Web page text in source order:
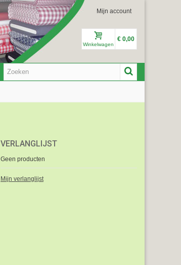
Mijn account
Winkelwagen
€ 0,00
VERLANGLIJST
Geen producten
Mijn verlanglijst